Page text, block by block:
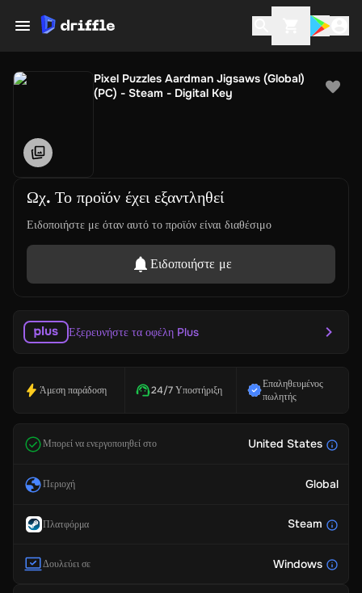
Pixel Puzzles Aardman Jigsaws (Global)
(PC) - Steam - Digital Key
Ωχ. Το προϊόν έχει εξαντληθεί
Ειδοποιήστε με όταν αυτό το προϊόν είναι διαθέσιμο
Ειδοποιήστε με
Εξερευνήστε τα οφέλη Plus
Άμεση παράδοση 24/7 Υποστήριξη
Επαληθευμένος
πωλητής
Μπορεί να ενεργοποιηθεί στο United States
Περιοχή Global
Πλατφόρμα Steam
Δουλεύει σε Windows